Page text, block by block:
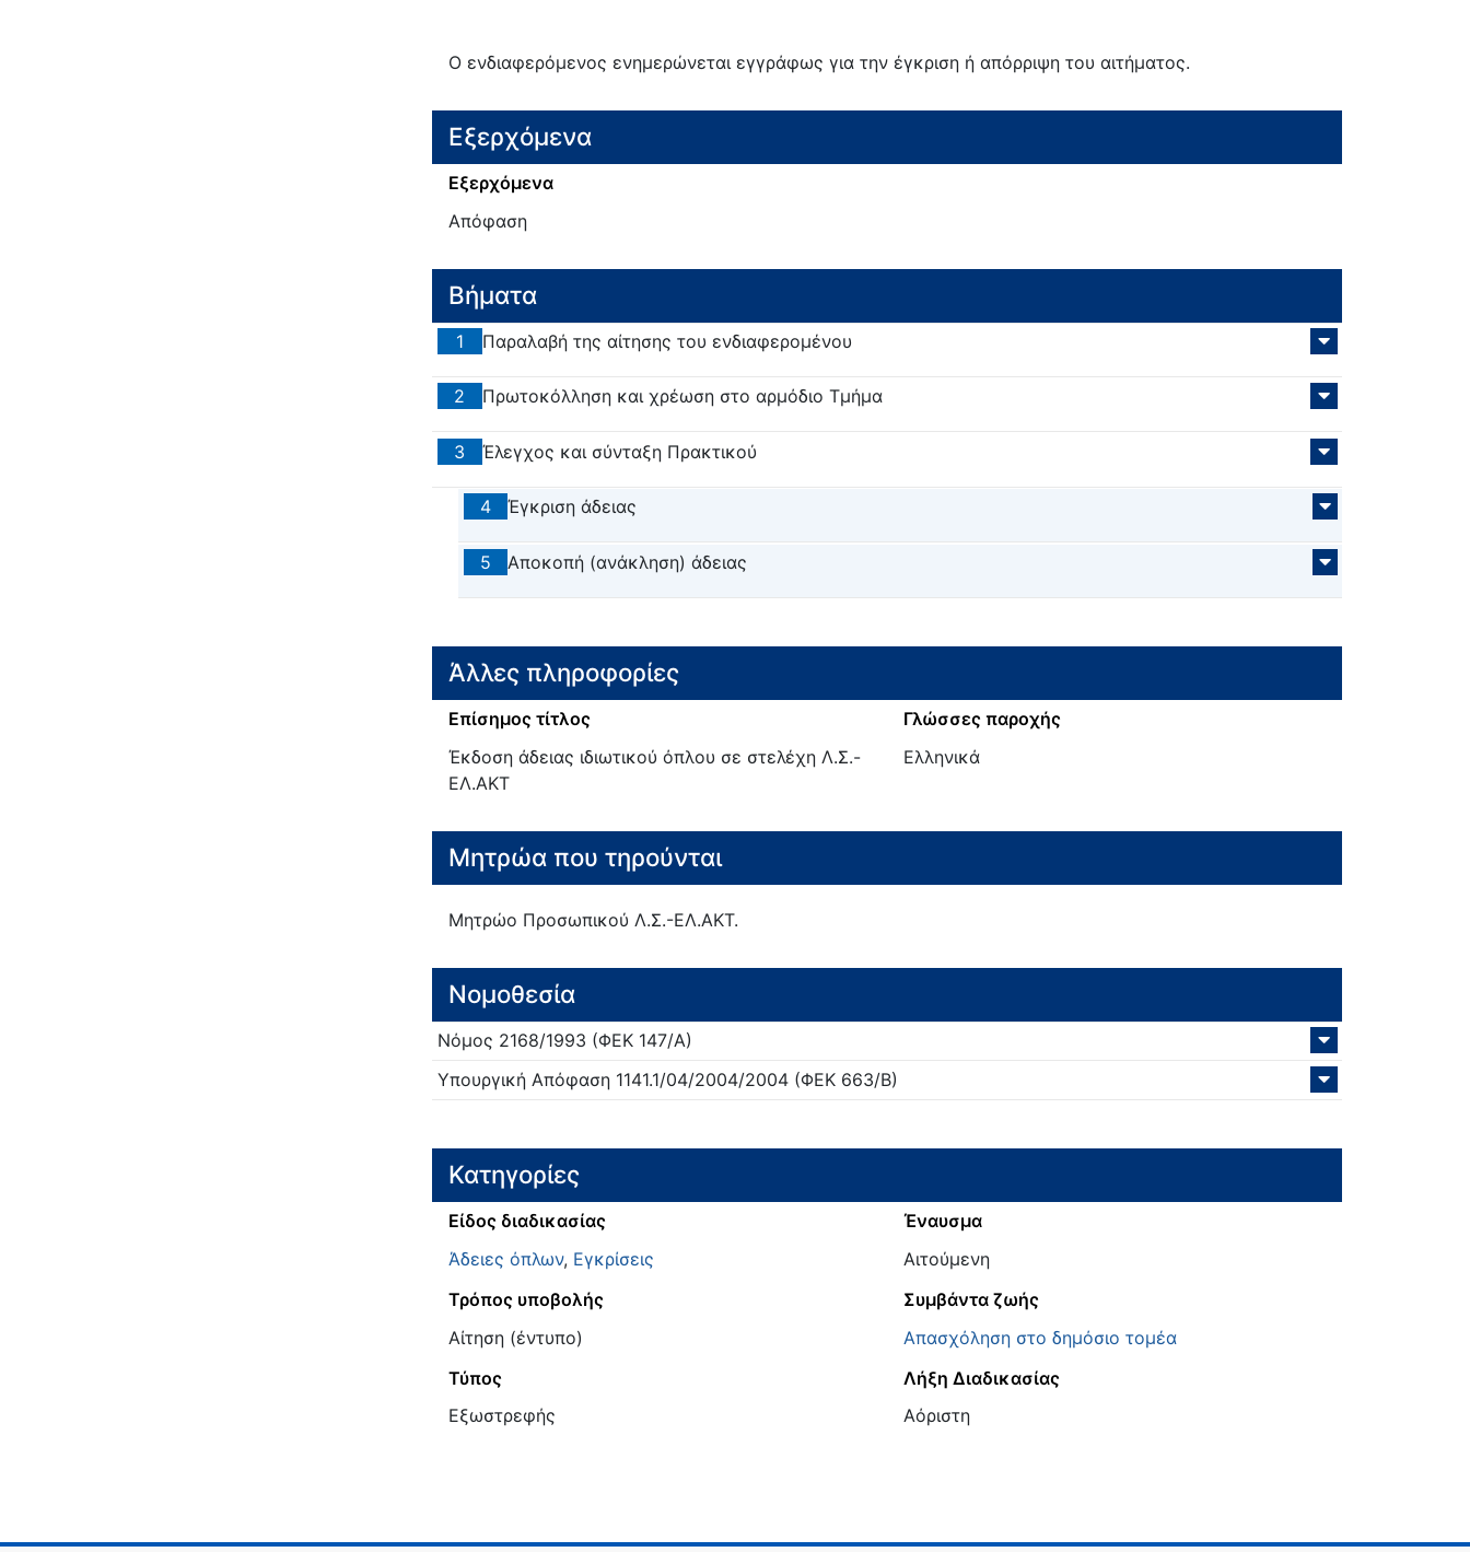
Ο ενδιαφερόμενος ενημερώνεται εγγράφως για την έγκριση ή απόρριψη του αιτήματος.
Εξερχόμενα
Εξερχόμενα
Απόφαση
Βήματα
1 Παραλαβή της αίτησης του ενδιαφερομένου
2 Πρωτοκόλληση και χρέωση στο αρμόδιο Τμήμα
3 Έλεγχος και σύνταξη Πρακτικού
4 Έγκριση άδειας
5 Αποκοπή (ανάκληση) άδειας
Άλλες πληροφορίες
Επίσημος τίτλος
Έκδοση άδειας ιδιωτικού όπλου σε στελέχη Λ.Σ.-
ΕΛ.ΑΚΤ
Γλώσσες παροχής
Ελληνικά
Μητρώα που τηρούνται
Μητρώο Προσωπικού Λ.Σ.-ΕΛ.ΑΚΤ.
Νομοθεσία
Νόμος 2168/1993 (ΦΕΚ 147/Α)
Υπουργική Απόφαση1141.1/04/2004/2004(ΦΕΚ 663/Β)
Κατηγορίες
Είδος διαδικασίας
Άδειες όπλων, Εγκρίσεις
Έναυσμα
Αιτούμενη
Τρόπος υποβολής
Αίτηση (έντυπο)
Συμβάντα ζωής
Απασχόληση στο δημόσιο τομέα
Τύπος
Εξωστρεφής
Λήξη Διαδικασίας
Αόριστη